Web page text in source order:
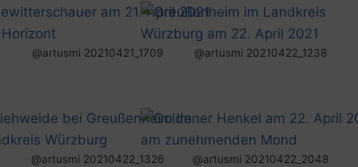
@artusmi 20210421_1709 @artusmi 20210422_1238
@artusmi 20210422_1326 @artusmi 20210422_2048